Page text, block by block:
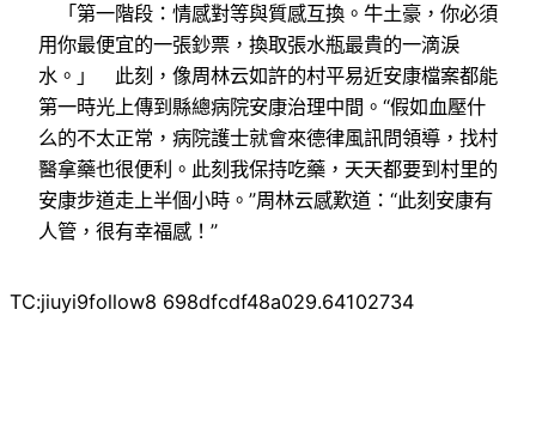
「第一階段：情感對等與質感互換。牛土豪，你必須
用你最便宜的一張鈔票，換取張水瓶最貴的一滴淚
水。」 此刻，像周林云如許的村平易近安康檔案都能
第一時光上傳到縣總病院安康治理中間。“假如血壓什
么的不太正常，病院護士就會來德律風訊問領導，找村
醫拿藥也很便利。此刻我保持吃藥，天天都要到村里的
安康步道走上半個小時。”周林云感歎道：“此刻安康有
人管，很有幸福感！”
TC:jiuyi9follow8 698dfcdf48a029.64102734